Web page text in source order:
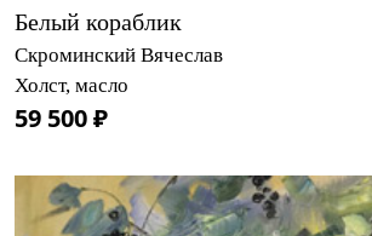
Белый кораблик
Скроминский Вячеслав
Холст, масло
59 500 ₽